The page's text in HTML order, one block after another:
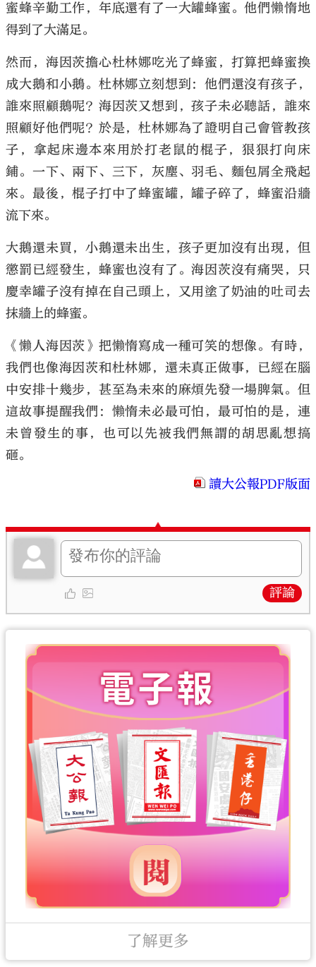
蜜蜂辛勤工作，年底還有了一大罐蜂蜜。他們懶惰地
得到了大滿足。
然而，海因茨擔心杜林娜吃光了蜂蜜，打算把蜂蜜換
成大鵝和小鵝。杜林娜立刻想到：他們還沒有孩子，
誰來照顧鵝呢？海因茨又想到，孩子未必聽話，誰來
照顧好他們呢？於是，杜林娜為了證明自己會管教孩
子，拿起床邊本來用於打老鼠的棍子，狠狠打向床
鋪。一下、兩下、三下，灰塵、羽毛、麵包屑全飛起
來。最後，棍子打中了蜂蜜罐，罐子碎了，蜂蜜沿牆
流下來。
大鵝還未買，小鵝還未出生，孩子更加沒有出現，但
懲罰已經發生，蜂蜜也沒有了。海因茨沒有痛哭，只
慶幸罐子沒有掉在自己頭上，又用塗了奶油的吐司去
抹牆上的蜂蜜。
《懶人海因茨》把懶惰寫成一種可笑的想像。有時，
我們也像海因茨和杜林娜，還未真正做事，已經在腦
中安排十幾步，甚至為未來的麻煩先發一場脾氣。但
這故事提醒我們：懶惰未必最可怕，最可怕的是，連
未曾發生的事，也可以先被我們無謂的胡思亂想搞
砸。
讀大公報PDF版面
評論
了解更多